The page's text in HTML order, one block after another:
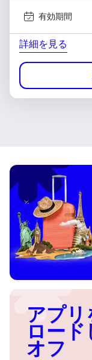
有効期間
詳細を見る
アプリ
ロー
オフ